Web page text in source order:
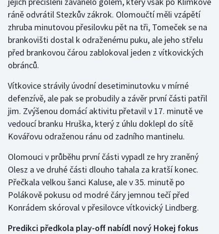
Olympijské hry
Parasport
Plavání
Plážový volejbal
Ragby
Rychlobruslení
Rychlostní kanoistika
Short track
Sportovní střelba
Stolní tenis
ráně odvrátil Stezkův zákrok. Olomoučtí měli vzápětí
zhruba minutovou přesilovku pět na tři, Tomeček se na
brankovišti dostal k odraženému puku, ale jeho střelu
před brankovou čárou zablokoval jeden z vítkovických
obránců.
Vítkovice strávily úvodní desetiminutovku v mírné
defenzívě, ale pak se probudily a závěr první části patřil
jim. Zvýšenou domácí aktivitu přetavil v 17. minutě ve
vedoucí branku Hruška, který z úhlu doklepl do sítě
Kovářovu odraženou ránu od zadního mantinelu.
Olomouci v průběhu první části vypadl ze hry zraněný
Olesz a ve druhé části dlouho tahala za kratší konec.
Přečkala velkou šanci Kaluse, ale v 35. minutě po
Polákově pokusu od modré čáry jemnou tečí před
Konrádem skóroval v přesilovce vítkovický Lindberg.
Predikci předkola play-off nabídl nový Hokej fokus